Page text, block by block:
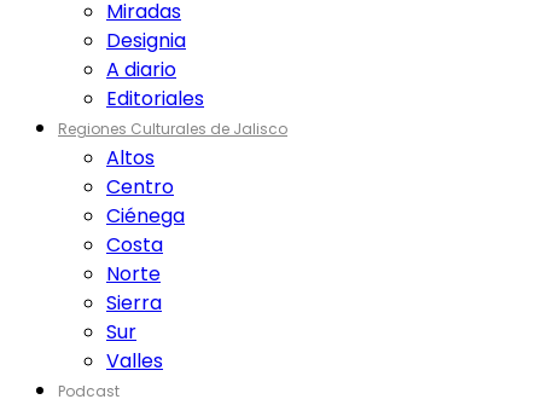
Miradas
Designia
A diario
Editoriales
Regiones Culturales de Jalisco
Altos
Centro
Ciénega
Costa
Norte
Sierra
Sur
Valles
Podcast